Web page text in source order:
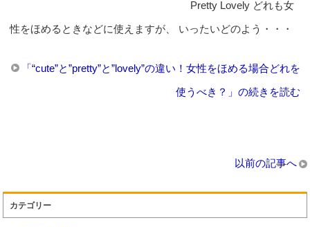
Pretty Lovely どれも女
性をほめるときなどに使えますが、 いったいどのよう・・・
「“cute”と”pretty”と”lovely”の違い！女性をほめる場合どれを
使うべき？」の続きを読む
以前の記事へ
カテゴリー